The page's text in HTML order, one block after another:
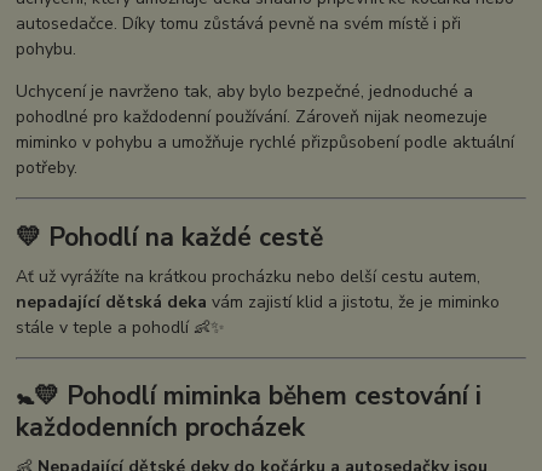
autosedačce. Díky tomu zůstává pevně na svém místě i při
pohybu.
Uchycení je navrženo tak, aby bylo bezpečné, jednoduché a
pohodlné pro každodenní používání. Zároveň nijak neomezuje
miminko v pohybu a umožňuje rychlé přizpůsobení podle aktuální
potřeby.
💛 Pohodlí na každé cestě
Ať už vyrážíte na krátkou procházku nebo delší cestu autem,
nepadající dětská deka vám zajistí klid a jistotu, že je miminko
stále v teple a pohodlí 👶✨
🚼💛 Pohodlí miminka během cestování i
každodenních procházek